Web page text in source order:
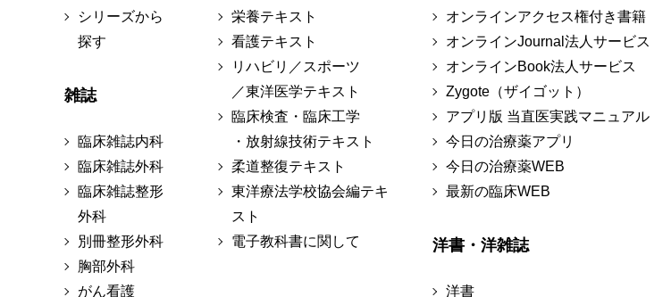
シリーズから
探す
雑誌
臨床雑誌内科
臨床雑誌外科
臨床雑誌整形
外科
別冊整形外科
胸部外科
がん看護
栄養テキスト
看護テキスト
リハビリ／スポーツ
／東洋医学テキスト
臨床検査・臨床工学
・放射線技術テキスト
柔道整復テキスト
東洋療法学校協会編テキ
スト
電子教科書に関して
オンラインアクセス権付き書籍
オンラインJournal法人サービス
オンラインBook法人サービス
Zygote（ザイゴット）
アプリ版 当直医実践マニュアル
今日の治療薬アプリ
今日の治療薬WEB
最新の臨床WEB
洋書・洋雑誌
洋書